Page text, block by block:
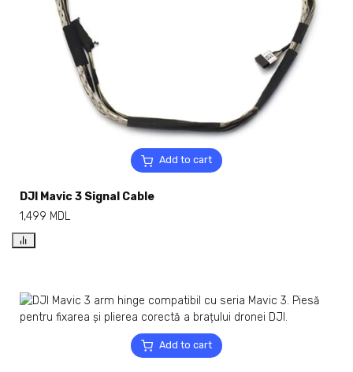
Add to cart
DJI Mavic 3 Signal Cable
1,499 MDL
Add to cart